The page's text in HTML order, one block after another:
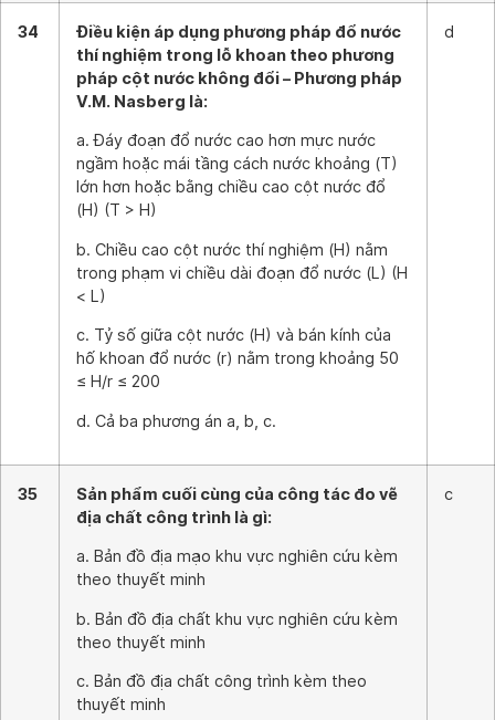
34
Điều kiện áp dụng phương pháp đổ nước
thí nghiệm trong lỗ khoan theo phương
pháp cột nước không đổi – Phương pháp
V.M. Nasberg là:
a. Đáy đoạn đổ nước cao hơn mực nước
ngầm hoặc mái tầng cách nước khoảng (T)
lớn hơn hoặc bằng chiều cao cột nước đổ
(H) (T > H)
b. Chiều cao cột nước thí nghiệm (H) nằm
trong phạm vi chiều dài đoạn đổ nước (L) (H
< L)
c. Tỷ số giữa cột nước (H) và bán kính của
hố khoan đổ nước (r) nằm trong khoảng 50
≤ H/r ≤ 200
d. Cả ba phương án a, b, c.
d
35
Sản phẩm cuối cùng của công tác đo vẽ
địa chất công trình là gì:
a. Bản đồ địa mạo khu vực nghiên cứu kèm
theo thuyết minh
b. Bản đồ địa chất khu vực nghiên cứu kèm
theo thuyết minh
c. Bản đồ địa chất công trình kèm theo
thuyết minh
c